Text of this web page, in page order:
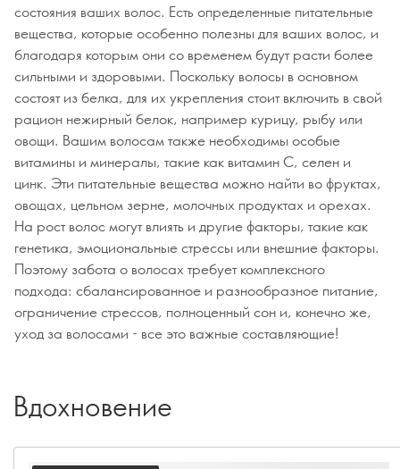
состояния ваших волос. Есть определенные питательные
вещества, которые особенно полезны для ваших волос, и
благодаря которым они со временем будут расти более
сильными и здоровыми. Поскольку волосы в основном
состоят из белка, для их укрепления стоит включить в свой
рацион нежирный белок, например курицу, рыбу или
овощи. Вашим волосам также необходимы особые
витамины и минералы, такие как витамин С, селен и
цинк. Эти питательные вещества можно найти во фруктах,
овощах, цельном зерне, молочных продуктах и орехах.
На рост волос могут влиять и другие факторы, такие как
генетика, эмоциональные стрессы или внешние факторы.
Поэтому забота о волосах требует комплексного
подхода: сбалансированное и разнообразное питание,
ограничение стрессов, полноценный сон и, конечно же,
уход за волосами - все это важные составляющие!
Вдохновение